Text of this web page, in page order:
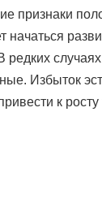
признаки
начаться
случаях
Избыток
к росту